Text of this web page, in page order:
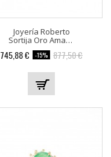
Joyería Roberto
Sortija Oro Amarillo Con 2...
745,88 € -15% 877,50 €